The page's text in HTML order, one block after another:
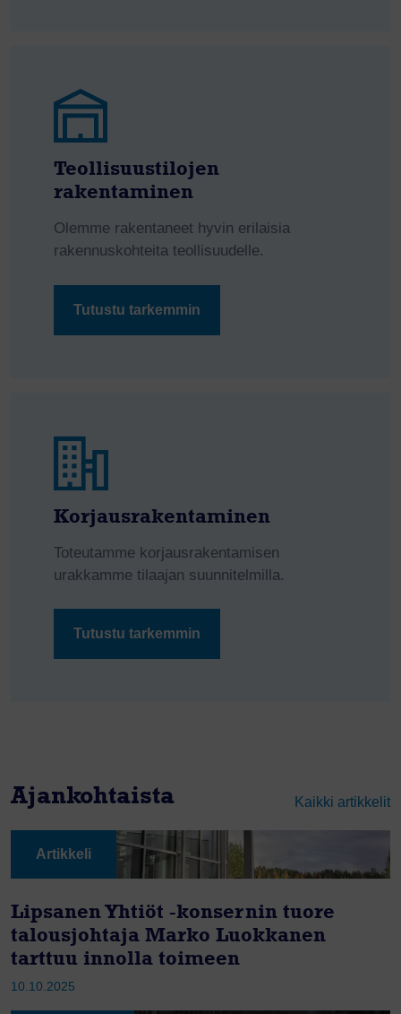
Teollisuustilojen
rakentaminen
Olemme rakentaneet hyvin erilaisia
rakennuskohteita teollisuudelle.
Tutustu tarkemmin
Korjausrakentaminen
Toteutamme korjausrakentamisen
urakkamme tilaajan suunnitelmilla.
Tutustu tarkemmin
Ajankohtaista Kaikki artikkelit
Artikkeli
Lipsanen Yhtiöt -konsernin tuore
talousjohtaja Marko Luokkanen
tarttuu innolla toimeen
10.10.2025